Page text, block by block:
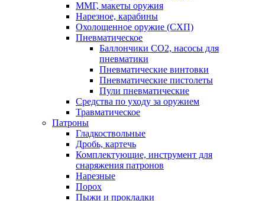
ММГ, макеты оружия
Нарезное, карабины
Охолощенное оружие (СХП)
Пневматическое
Баллончики СО2, насосы для
пневматики
Пневматические винтовки
Пневматические пистолеты
Пули пневматические
Средства по уходу за оружием
Травматическое
Патроны
Гладкоствольные
Дробь, картечь
Комплектующие, инструмент для
снаряжения патронов
Нарезные
Порох
Пыжи и прокладки